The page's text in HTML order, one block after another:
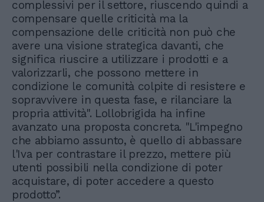
complessivi per il settore, riuscendo quindi a
compensare quelle criticità ma la
compensazione delle criticità non può che
avere una visione strategica davanti, che
significa riuscire a utilizzare i prodotti e a
valorizzarli, che possono mettere in
condizione le comunità colpite di resistere e
sopravvivere in questa fase, e rilanciare la
propria attività". Lollobrigida ha infine
avanzato una proposta concreta. "L'impegno
che abbiamo assunto, è quello di abbassare
l'Iva per contrastare il prezzo, mettere più
utenti possibili nella condizione di poter
acquistare, di poter accedere a questo
prodotto”.